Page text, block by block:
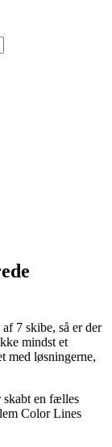
7 skibe, så er der
mindst et
med løsningerne,
skabt en fælles
Color Lines